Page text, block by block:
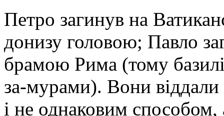
Петро загинув на
донизу головою; Павло
брамою Рима (тому
за-мурами). Вони віддали
і не однаковим способом,